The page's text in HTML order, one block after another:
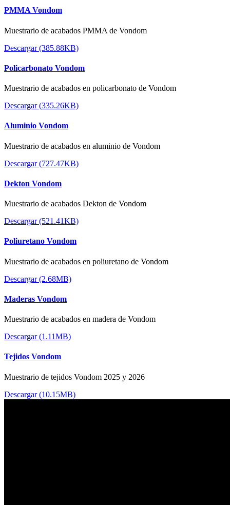
PMMA Vondom
Muestrario de acabados PMMA de Vondom
Descargar (385.88KB)
Policarbonato Vondom
Muestrario de acabados en policarbonato de Vondom
Descargar (335.26KB)
Aluminio Vondom
Muestrario de acabados en aluminio de Vondom
Descargar (727.47KB)
Dekton Vondom
Muestrario de acabados Dekton de Vondom
Descargar (521.41KB)
Poliuretano Vondom
Muestrario de acabados en poliuretano de Vondom
Descargar (2.68MB)
Maderas Vondom
Muestrario de acabados en madera de Vondom
Descargar (1.11MB)
Tejidos Vondom
Muestrario de tejidos Vondom 2025 y 2026
Descargar (10.15MB)